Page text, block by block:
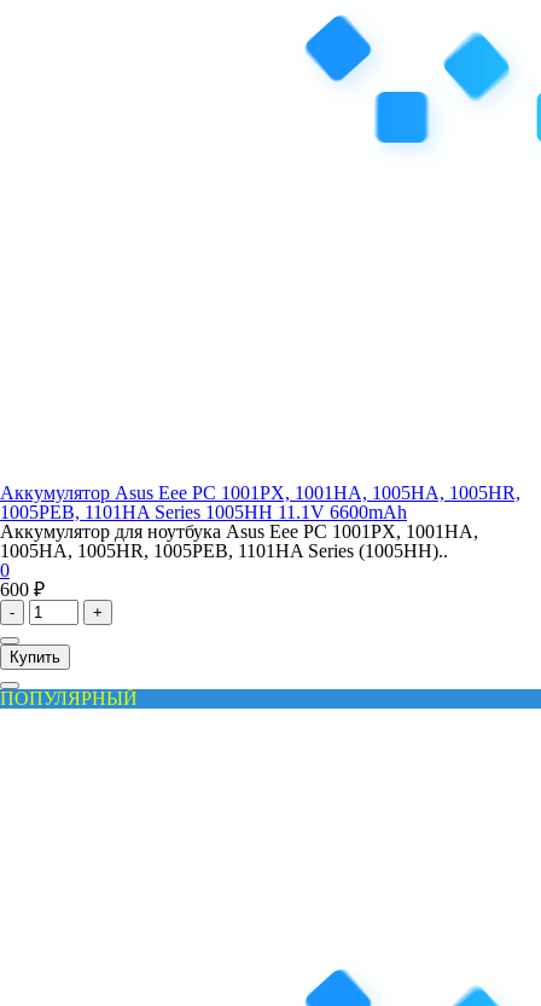
Аккумулятор Asus Eee PC 1001PX, 1001HA, 1005HA, 1005HR,
1005PEB, 1101HA Series 1005HH 11.1V 6600mAh
Аккумулятор для ноутбука Asus Eee PC 1001PX, 1001HA,
1005HA, 1005HR, 1005PEB, 1101HA Series (1005HH)..
0
600 ₽
- +
Купить
ПОПУЛЯРНЫЙ